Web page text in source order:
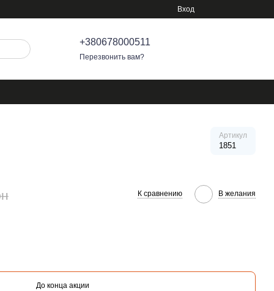
Вход
+380678000511
Перезвонить вам?
Артикул
1851
К сравнению В желания
До конца акции